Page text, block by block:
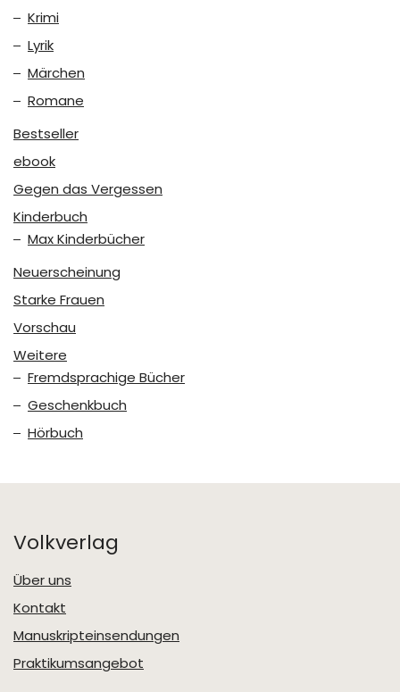
Krimi
Lyrik
Märchen
Romane
Bestseller
ebook
Gegen das Vergessen
Kinderbuch
Max Kinderbücher
Neuerscheinung
Starke Frauen
Vorschau
Weitere
Fremdsprachige Bücher
Geschenkbuch
Hörbuch
Volkverlag
Über uns
Kontakt
Manuskripteinsendungen
Praktikumsangebot